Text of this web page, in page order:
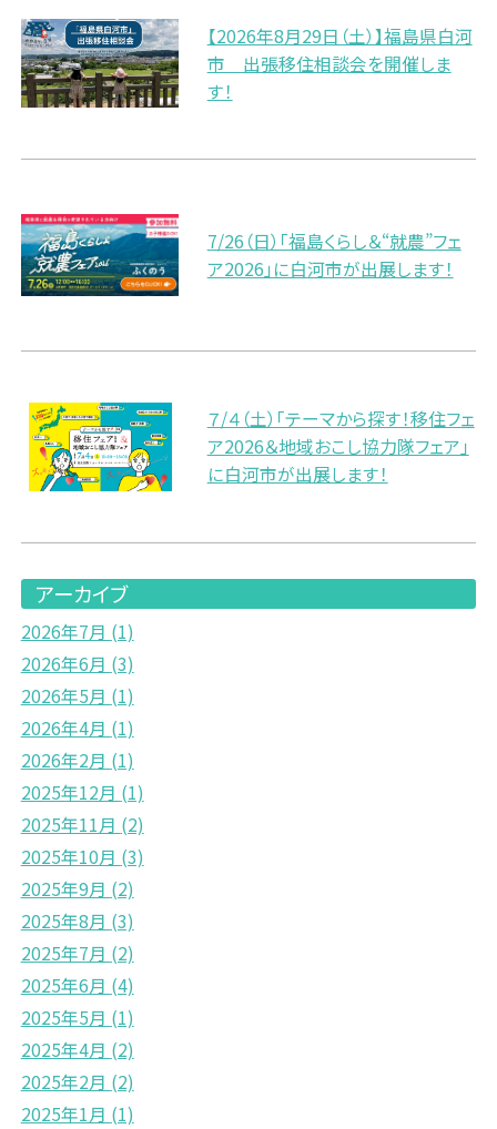
【2026年8月29日（土）】福島県白河
市 出張移住相談会を開催しま
す！
7/26（日）「福島くらし＆“就農”フェ
ア2026」に白河市が出展します！
７/４（土）「テーマから探す！移住フェ
ア2026＆地域おこし協力隊フェア」
に白河市が出展します！
アーカイブ
2026年7月 (1)
2026年6月 (3)
2026年5月 (1)
2026年4月 (1)
2026年2月 (1)
2025年12月 (1)
2025年11月 (2)
2025年10月 (3)
2025年9月 (2)
2025年8月 (3)
2025年7月 (2)
2025年6月 (4)
2025年5月 (1)
2025年4月 (2)
2025年2月 (2)
2025年1月 (1)